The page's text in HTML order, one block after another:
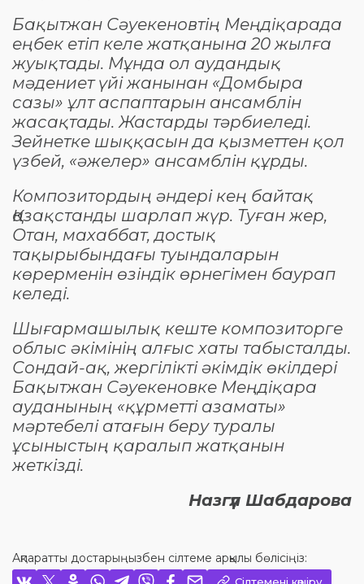
Бақытжан Сәуекеновтің Меңдіқарада
еңбек етіп келе жатқанына 20 жылға
жуықтады. Мұнда ол аудандық
мәдениет үйі жанынан «Домбыра
сазы» ұлт аспаптарын ансамблін
жасақтады. Жастарды тәрбиеледі.
Зейнетке шыққасын да қызметтен қол
үзбей, «әжелер» ансамблін құрды.
Композитордың әндері кең байтақ
Қазақстанды шарлап жүр. Туған жер,
Отан, махаббат, достық
тақырыбындағы туындаларын
көрерменін өзіндік өрнегімен баурап
келеді.
Шығармашылық кеште композиторге
облыс әкімінің алғыс хаты табысталды.
Сондай-ақ, жергілікті әкімдік өкілдері
Бақытжан Сәуекеновке Меңдіқара
ауданының «құрметті азаматы»
мәртебелі атағын беру туралы
ұсыныстың қаралып жатқанын
жеткізді.
Назгүл Шабдарова
Ақпаратты достарыңызбен сілтеме арқылы бөлісіңіз: